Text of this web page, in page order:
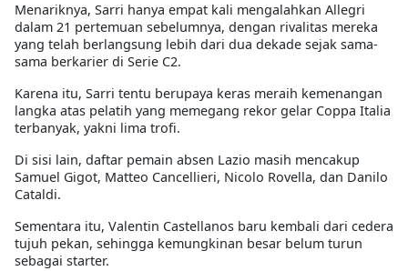
Menariknya, Sarri hanya empat kali mengalahkan Allegri
dalam 21 pertemuan sebelumnya, dengan rivalitas mereka
yang telah berlangsung lebih dari dua dekade sejak sama-
sama berkarier di Serie C2.
Karena itu, Sarri tentu berupaya keras meraih kemenangan
langka atas pelatih yang memegang rekor gelar Coppa Italia
terbanyak, yakni lima trofi.
Di sisi lain, daftar pemain absen Lazio masih mencakup
Samuel Gigot, Matteo Cancellieri, Nicolo Rovella, dan Danilo
Cataldi.
Sementara itu, Valentin Castellanos baru kembali dari cedera
tujuh pekan, sehingga kemungkinan besar belum turun
sebagai starter.